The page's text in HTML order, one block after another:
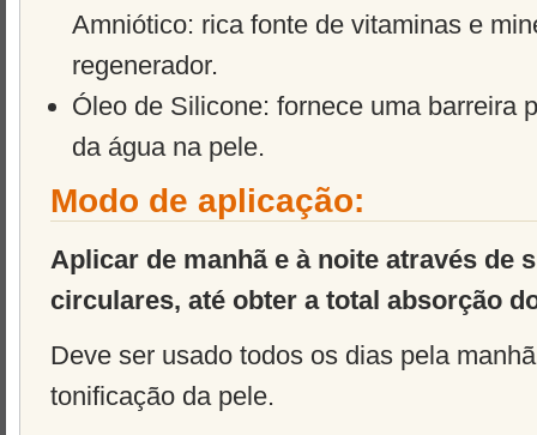
Amniótico: rica fonte de vitaminas e
regenerador.
Óleo de Silicone: fornece uma barreira
da água na pele.
Modo de aplicação:
Aplicar de manhã e à noite através de
circulares, até obter a total absorção
Deve ser usado todos os dias pela
tonificação da pele.